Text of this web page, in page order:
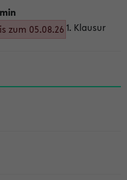
zum 05.08.26 1. Klausur